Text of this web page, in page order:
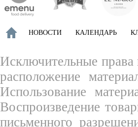
НОВОСТИ КАЛЕНДАРЬ
Исключительные
расположение
Использование
Воспроизведение
письменного